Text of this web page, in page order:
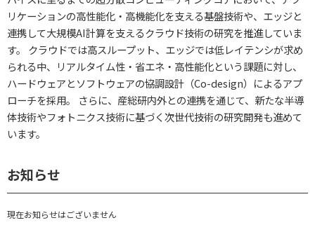
リケーションの高性能化・高機能化を支える基盤技術や、エッジと
連携して大規模AI計算を支えるクラウド技術の研究を推進していま
す。 クラウドでは高スループット、エッジでは低レイテンシが求め
られる中、リアルタイム性・省エネ・高性能化という課題に対し、
ハードウェアとソフトウェアの協調設計（Co-design）によるアプ
ローチを採用。 さらに、産総研内外との連携を通じて、新たな半導
体技術やフォトニクス技術に基づく次世代技術の研究開発も進めて
います。
お知らせ
現在お知らせはございません